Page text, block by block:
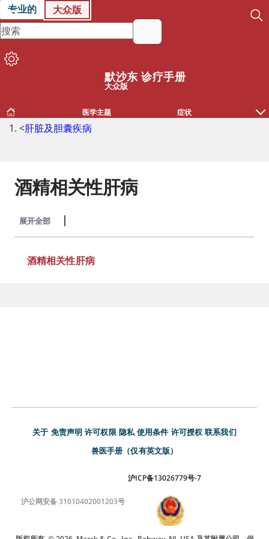
专业的 大众版
默沙东 诊疗手册
大众版
医学主题 症状
<肝脏及胆囊疾病
酒精相关性肝病
展开全部
酒精相关性肝病
关于 免责声明 许可权限 隐私 使用条件 许可授权 联系我们
兽医手册（仅有英文版）
沪ICP备13026779号-7
沪公网安备 31010402001203号